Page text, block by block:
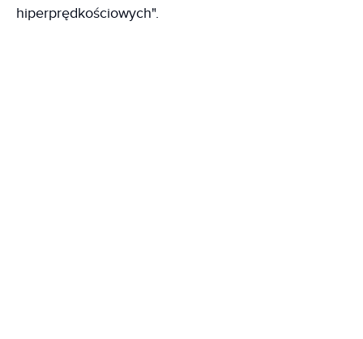
hiperprędkościowych".